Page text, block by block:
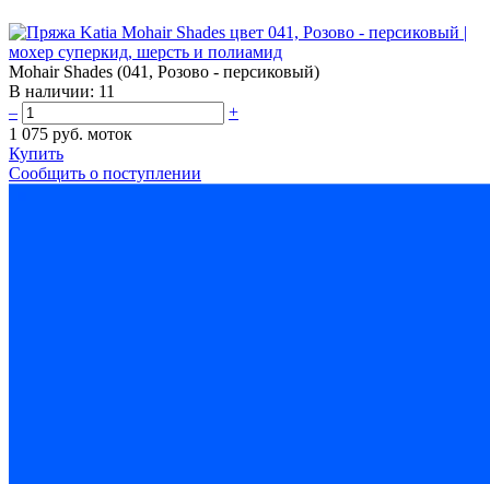
Mohair Shades (041, Розово - персиковый)
В наличии: 11
–
+
1 075 руб. моток
Купить
Сообщить о поступлении